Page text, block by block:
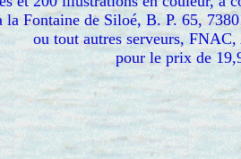
la Fontaine de Siloé, B. P. 65,
ou tout autres serveurs,
pour le prix de